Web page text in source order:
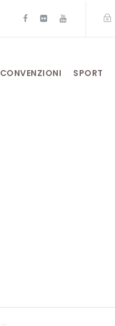
CONVENZIONI SPORT